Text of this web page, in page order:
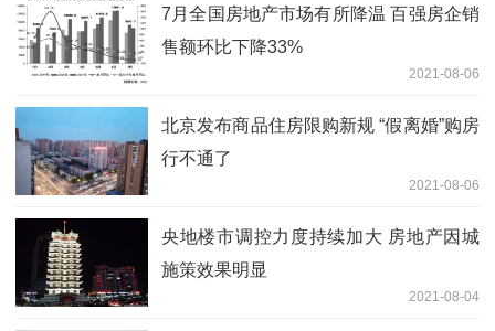
7月全国房地产市场有所降温 百强房企销
售额环比下降33%
2021-08-06
北京发布商品住房限购新规 “假离婚”购房
行不通了
2021-08-06
央地楼市调控力度持续加大 房地产因城
施策效果明显
2021-08-04